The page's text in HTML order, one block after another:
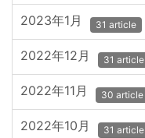
2023年1月 31 article
2022年12月 31 article
2022年11月 30 article
2022年10月 31 article